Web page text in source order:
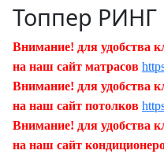
Топпер РИНГ
Внимание! для удобства
на наш сайт матрасов
Внимание! для удобства
на наш сайт потолков
Внимание! для удобства
на наш сайт